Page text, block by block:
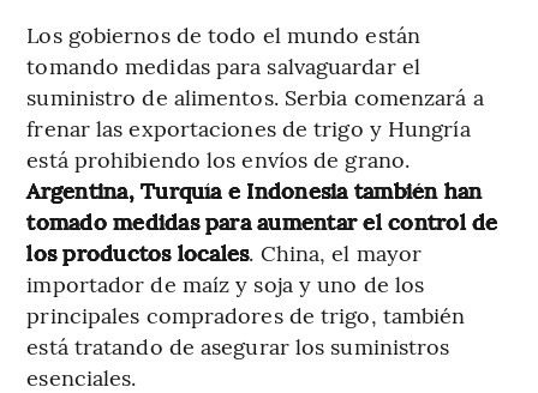
Los gobiernos de todo el mundo están
tomando medidas para salvaguardar el
suministro de alimentos. Serbia comenzará a
frenar las exportaciones de trigo y Hungría
está prohibiendo los envíos de grano.
Argentina, Turquía e Indonesia también han
tomado medidas para aumentar el control de
los productos locales. China, el mayor
importador de maíz y soja y uno de los
principales compradores de trigo, también
está tratando de asegurar los suministros
esenciales.